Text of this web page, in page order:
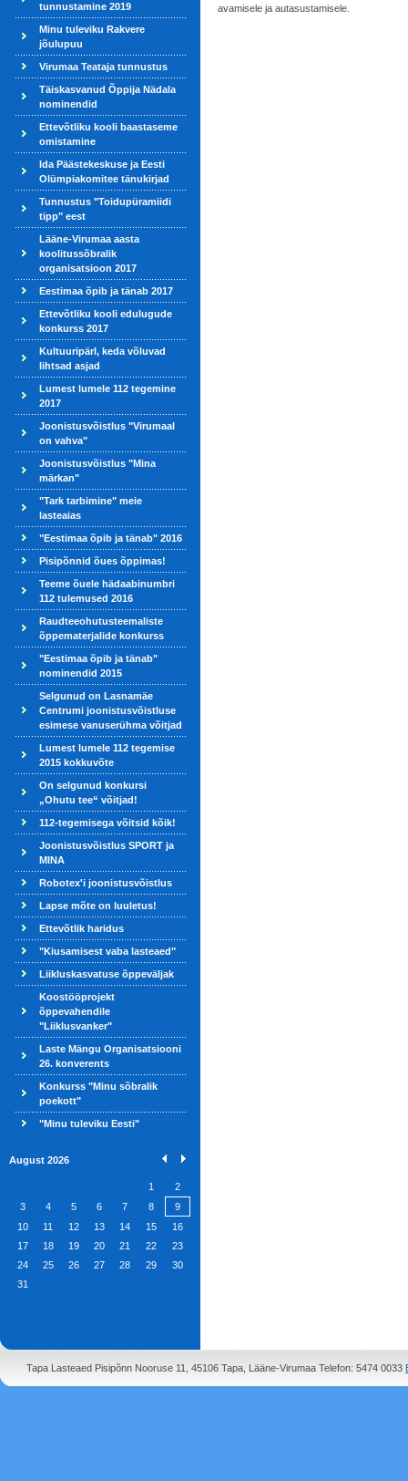
tunnustamine 2019
Minu tuleviku Rakvere
jõulupuu
Virumaa Teataja tunnustus
Täiskasvanud Õppija Nädala
nominendid
Ettevõtliku kooli baastaseme
omistamine
Ida Päästekeskuse ja Eesti
Olümpiakomitee tänukirjad
Tunnustus "Toidupüramiidi
tipp" eest
Lääne-Virumaa aasta
koolitussõbralik
organisatsioon 2017
Eestimaa õpib ja tänab 2017
Ettevõtliku kooli edulugude
konkurss 2017
Kultuuripärl, keda võluvad
lihtsad asjad
Lumest lumele 112 tegemine
2017
Joonistusvõistlus "Virumaal
on vahva"
Joonistusvõistlus "Mina
märkan"
"Tark tarbimine" meie
lasteaias
"Eestimaa õpib ja tänab" 2016
Pisipõnnid õues õppimas!
Teeme õuele hädaabinumbri
112 tulemused 2016
Raudteeohutusteemaliste
õppematerjalide konkurss
"Eestimaa õpib ja tänab"
nominendid 2015
Selgunud on Lasnamäe
Centrumi joonistusvõistluse
esimese vanuserühma võitjad
Lumest lumele 112 tegemise
2015 kokkuvõte
On selgunud konkursi
„Ohutu tee“ võitjad!
112-tegemisega võitsid kõik!
Joonistusvõistlus SPORT ja
MINA
Robotex'i joonistusvõistlus
Lapse mõte on luuletus!
Ettevõtlik haridus
"Kiusamisest vaba lasteaed"
Liikluskasvatuse õppeväljak
Koostööprojekt
õppevahendile
"Liiklusvanker"
Laste Mängu Organisatsiooni
26. konverents
Konkurss "Minu sõbralik
poekott"
"Minu tuleviku Eesti"
August 2026
1
2
3
4 5 6 7 8
9
10
11 12 13 14 15
16
17
18 19 20 21 22
23
24
25 26 27 28 29
30
31
avamisele ja autasustamisele.
Tapa Lasteaed Pisipõnn Nooruse 11, 45106 Tapa, Lääne-Virumaa Telefon: 5474 0033